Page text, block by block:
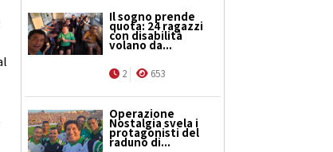
Il sogno prende
quota: 24 ragazzi
con disabilità
volano da...
2 653
Operazione
Nostalgia svela i
protagonisti del
raduno di...